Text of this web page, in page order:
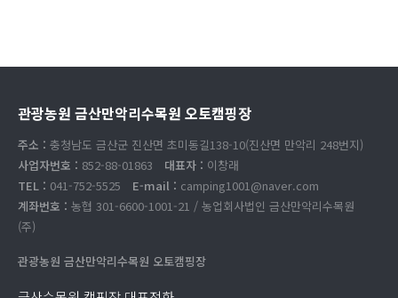
관광농원 금산만악리수목원 오토캠핑장
주소 : 충청남도 금산군 진산면 초미동길138-10(진산면 만악리 248번지)
사업자번호 : 852-88-01863 대표자 : 이창래
TEL : 041-752-5525 E-mail : camping1001@naver.com
계좌번호 : 농협 301-6600-1001-21 / 농업회사법인 금산만악리수목원
(주)
관광농원 금산만악리수목원 오토캠핑장